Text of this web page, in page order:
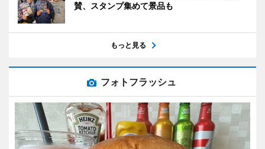
賛、スタンプ集めて景品も
もっと見る
フォトフラッシュ